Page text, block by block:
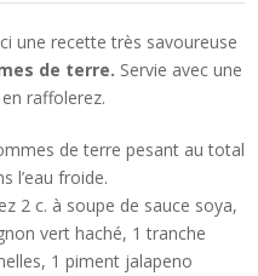
une recette très savoureuse
de terre. Servie avec une
raffolerez.
de terre pesant au total
l’eau froide.
2 c. à soupe de sauce soya,
vert haché, 1 tranche
1 piment jalapeno